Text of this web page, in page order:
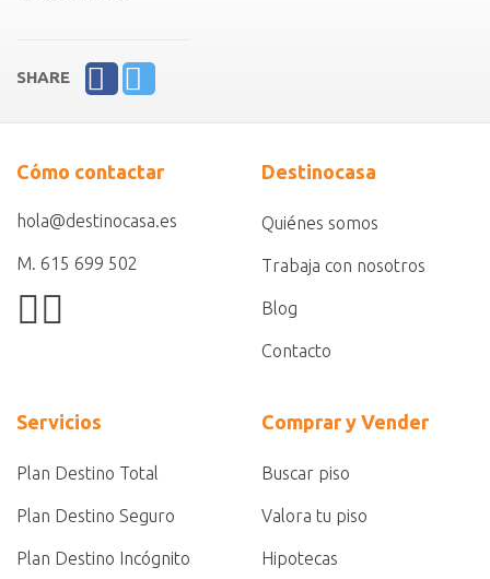
SHARE
Cómo contactar
hola@destinocasa.es
M. 615 699 502
Destinocasa
Quiénes somos
Trabaja con nosotros
Blog
Contacto
Servicios
Plan Destino Total
Plan Destino Seguro
Plan Destino Incógnito
Comprar y Vender
Buscar piso
Valora tu piso
Hipotecas